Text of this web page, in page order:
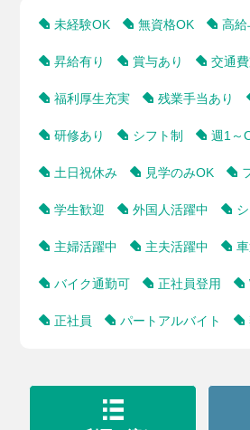
未経験OK 無資格OK 高給
昇給有り 賞与あり 交通
福利厚生充実 残業手当あり
研修あり シフト制 週1～
土日祝休み 見学のみOK
学生歓迎 外国人活躍中
主婦活躍中 主夫活躍中
バイク通勤可 正社員登用
正社員 パートアルバイト